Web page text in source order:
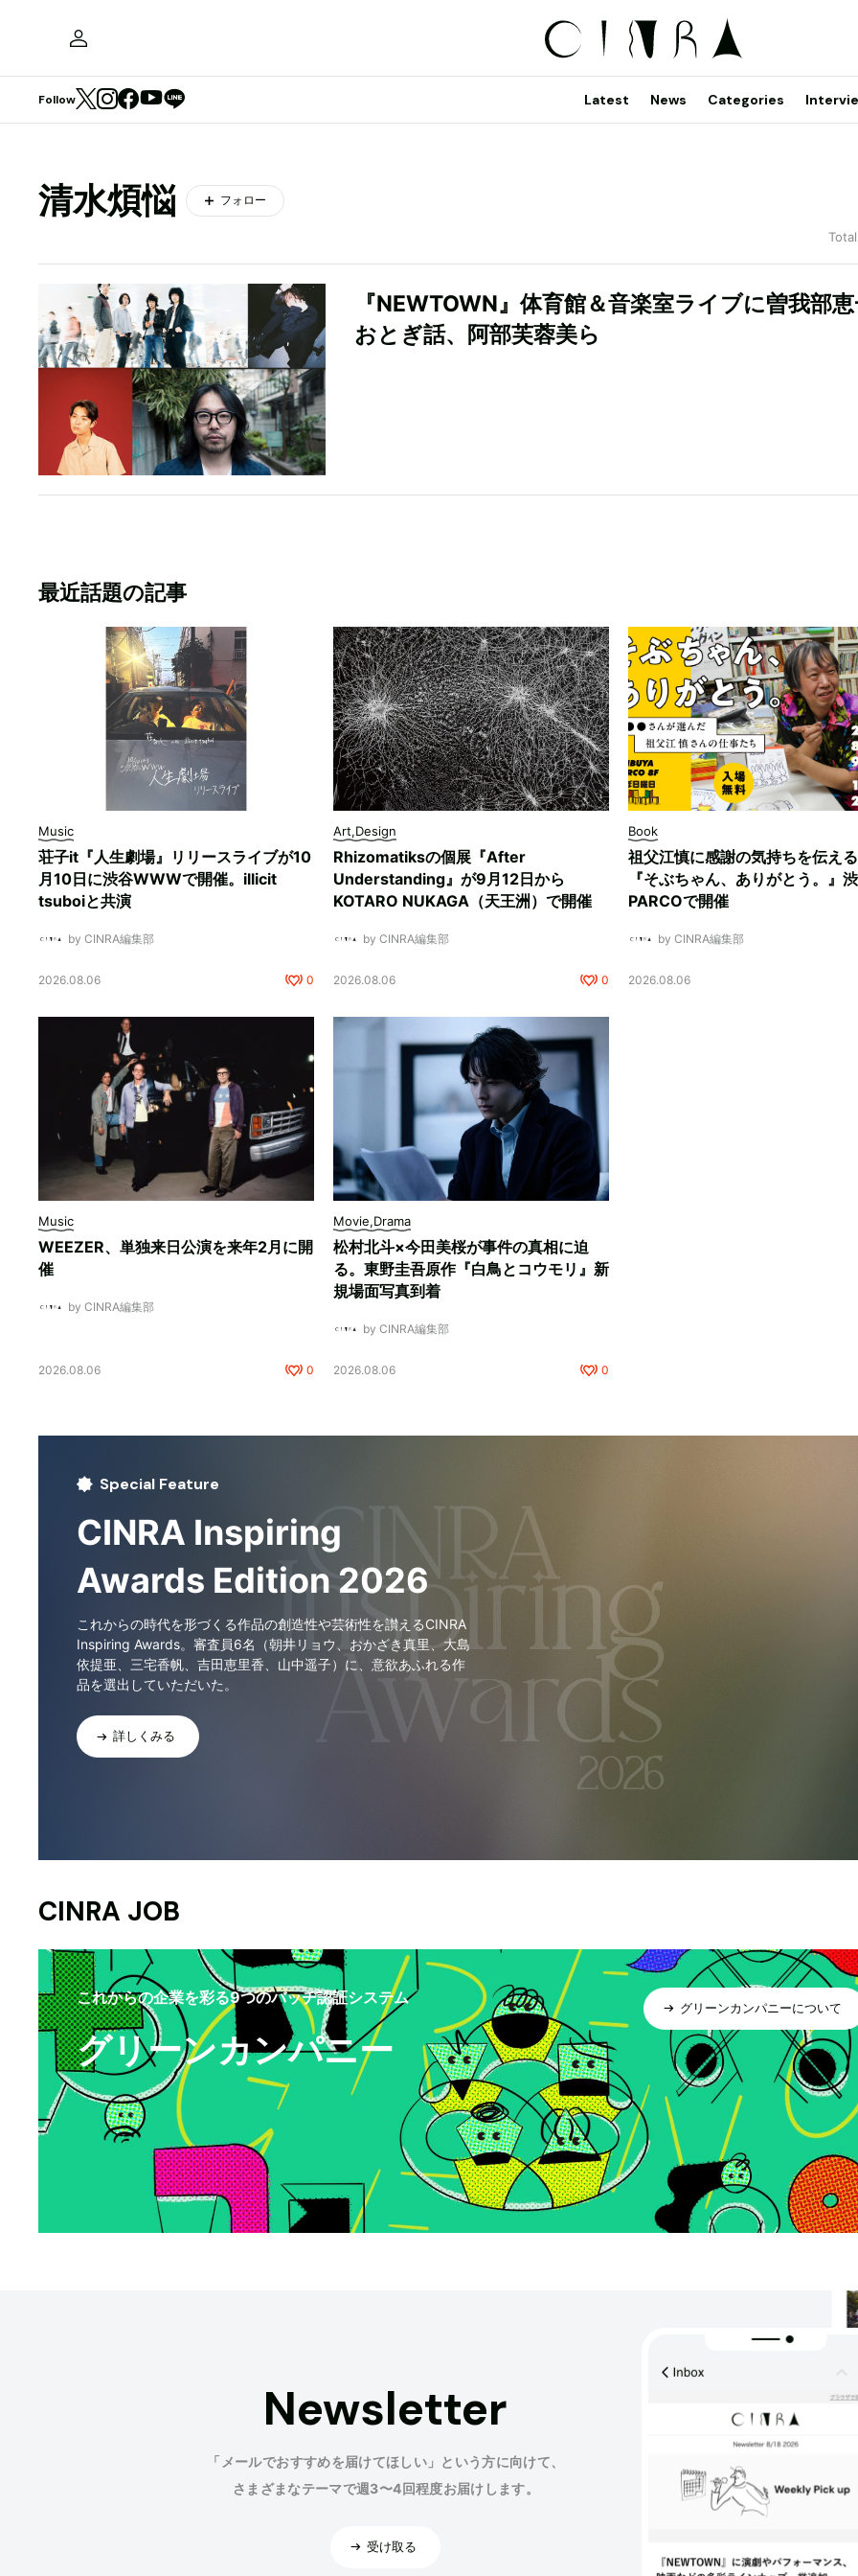
Follow Latest News Categories
清水煩悩 フォロー
『NEWTOWN』体育館＆音楽室ライブに曽我部
おとぎ話、阿部芙蓉美ら
最近話題の記事
Music
荘子it『人生劇場』リリースライブが10
月10日に渋谷WWWで開催。illicit
tsuboiと共演
by CINRA編集部
2026.08.06 0
Art,Design
Rhizomatiksの個展『After
Understanding』が9月12日から
KOTARO NUKAGA（天王洲）で開催
by CINRA編集部
2026.08.06 0
Book
祖父江慎に感謝の気持ちを伝え
『そぶちゃん、ありがとう。』
PARCOで開催
by CINRA編集部
2026.08.06
Music
WEEZER、単独来日公演を来年2月に開
催
by CINRA編集部
2026.08.06 0
Movie,Drama
松村北斗×今田美桜が事件の真相に迫
る。東野圭吾原作『白鳥とコウモリ』新
規場面写真到着
by CINRA編集部
2026.08.06 0
Special Feature
CINRA Inspiring
Awards Edition 2026
これからの時代を形づくる作品の創造性や芸術性を讃えるCINRA
Inspiring Awards。審査員6名（朝井リョウ、おかざき真里、大島
依提亜、三宅香帆、吉田恵里香、山中遥子）に、意欲あふれる作
品を選出していただいた。
詳しくみる
CINRA JOB
これからの企業を彩る9つのバッヂ認証システム
グリーンカンパニー
グリーンカンパニーについて
Newsletter
「メールでおすすめを届けてほしい」という方に向けて、
さまざまなテーマで週3〜4回程度お届けします。
受け取る